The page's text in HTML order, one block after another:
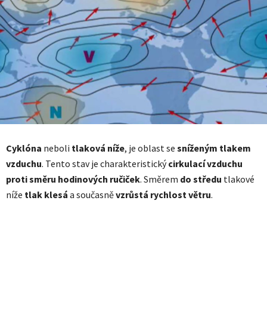
Cyklóna neboli tlaková níže, je oblast se sníženým tlakem
vzduchu. Tento stav je charakteristickýcirkulací vzduchu
proti směru hodinových ručiček. Směrem do středu tlakové
níže tlak klesá a současněvzrůstá rychlost větru.